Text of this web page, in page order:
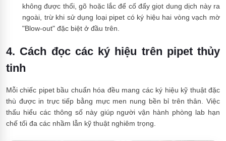
không được thổi, gõ hoặc lắc để cố đẩy giọt dung dịch này ra
ngoài, trừ khi sử dụng loại pipet có ký hiệu hai vòng vạch mờ
"Blow-out" đặc biệt ở đầu trên.
4. Cách đọc các ký hiệu trên pipet thủy
tinh
Mỗi chiếc pipet bầu chuẩn hóa đều mang các ký hiệu kỹ thuật đặc
thù được in trực tiếp bằng mực men nung bền bỉ trên thân. Việc
thấu hiểu các thông số này giúp người vận hành phòng lab hạn
chế tối đa các nhầm lẫn kỹ thuật nghiêm trọng.